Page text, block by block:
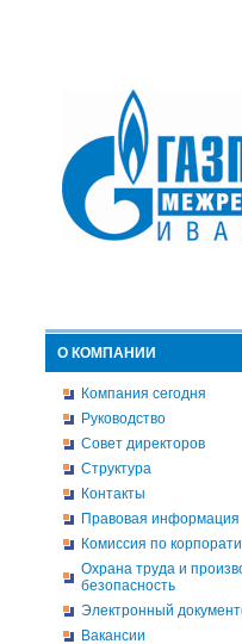
О КОМПАНИИ
Компания сегодня
Руководство
Совет директоров
Структура
Контакты
Правовая информация
Комиссия по
Охрана труда и
безопасность
Электронный
Вакансии